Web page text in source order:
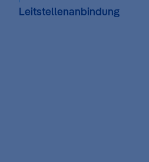
Leitstellenanbindung